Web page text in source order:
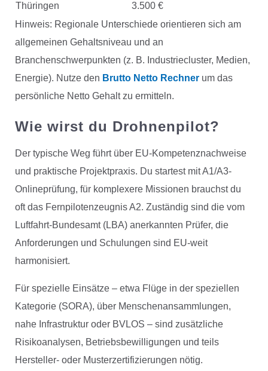
Thüringen
3.500 €
Hinweis: Regionale Unterschiede orientieren sich am
allgemeinen Gehaltsniveau und an
Branchenschwerpunkten (z. B. Industriecluster, Medien,
Energie). Nutze den Brutto Netto Rechnerum das
persönliche Netto Gehalt zu ermitteln.
Wie wirst du Drohnenpilot?
Der typische Weg führt über EU-Kompetenznachweise
und praktische Projektpraxis. Du startest mit A1/A3-
Onlineprüfung, für komplexere Missionen brauchst du
oft das Fernpilotenzeugnis A2. Zuständig sind die vom
Luftfahrt-Bundesamt (LBA) anerkannten Prüfer, die
Anforderungen und Schulungen sind EU-weit
harmonisiert.
Für spezielle Einsätze – etwa Flüge in der speziellen
Kategorie (SORA), über Menschenansammlungen,
nahe Infrastruktur oder BVLOS – sind zusätzliche
Risikoanalysen, Betriebsbewilligungen und teils
Hersteller- oder Musterzertifizierungen nötig.